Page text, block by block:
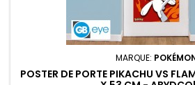
MARQUE:
POSTER DE PORTE PIKACHU VS